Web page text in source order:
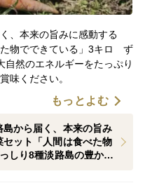
、本来の旨みに感動する
た物でできている」3キロ ず
自然のエネルギーをたっぷり
味ください。
もっとよむ
から届く、本来の旨み
ット「人間は食べた物
しり8種淡路島の豊かな